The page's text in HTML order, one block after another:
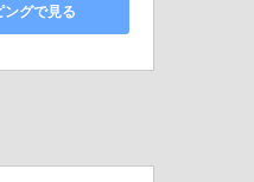
グで見る